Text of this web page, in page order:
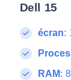
Dell 15
écran:
RAM: